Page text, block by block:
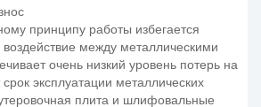
принципу работы избегается
воздействие между металлическими
очень низкий уровень потерь на
эксплуатации металлических
плита и шлифовальные